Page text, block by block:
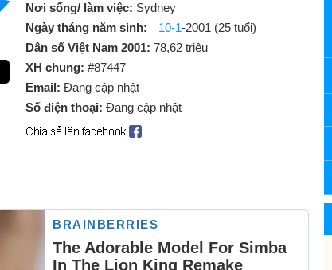
Nơi sống/ làm việc: Sydney
Ngày tháng năm sinh:
10-1-2001 (25 tuổi)
Dân số Việt Nam 2001: 78,62 triệu
XH chung: #87447
Email: Đang cập nhật
Số điện thoại: Đang cập nhật